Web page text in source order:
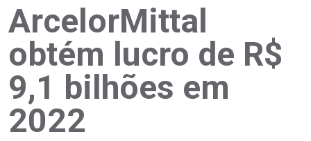
ArcelorMittal
obtém lucro de R$
9,1 bilhões em
2022